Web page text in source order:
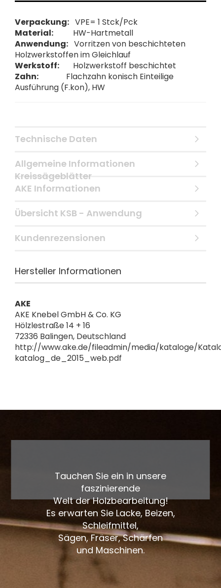
Verpackung: VPE= 1 Stck/Pck
Material: HW-Hartmetall
Anwendung: Vorritzen von beschichteten
Holzwerkstoffen im Gleichlauf
Werkstoff: Holzwerkstoff beschichtet
Zahn:
Flachzahn konisch Einteilige
Ausführung (F.kon), HW
Technische Daten
Allgemeine Informationen
Kreissägeblätter
AKE Informationen
Übersicht KSB - Anwendung
Kundenrezensionen
Hersteller Informationen
AKE
AKE Knebel GmbH & Co. KG
Hölzlestraße 14 + 16
72336 Balingen, Deutschland
http://www.ake.de/fileadmin/media/kataloge/
katalog_de_2015_web.pdf
Tauchen Sie ein in unsere
faszinierende
Welt der Holzbearbeitung!
Es erwarten Sie Lacke, Beizen,
Schleifmittel,
Sägen, Fräser, Schärfen
und Maschinen.